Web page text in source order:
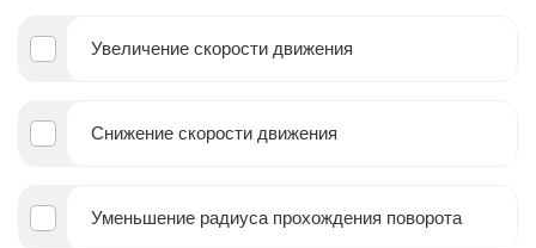
Увеличение скорости движения
Снижение скорости движения
Уменьшение радиуса прохождения поворота